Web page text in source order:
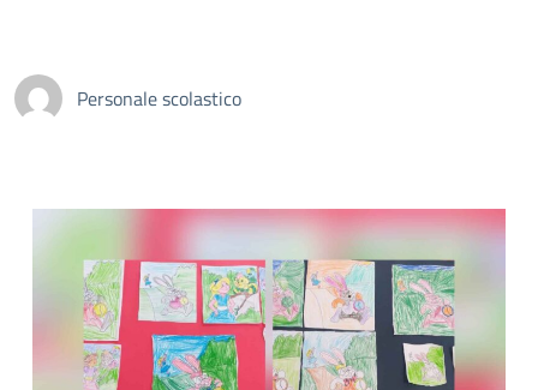
Personale scolastico